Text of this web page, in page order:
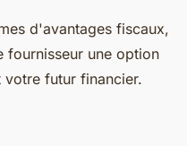
d'avantages fiscaux,
une option
futur financier.